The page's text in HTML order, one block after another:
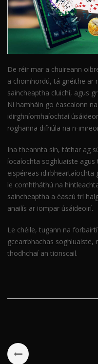
De réir mar a chuireann
a chomhordú, tá gnéithe ar
saincheaptha cluichí, agus
Ní hamháin go éascaíonn
idirghníomhaíochtaí
roghanna difriúla na n-
Ina theannta sin, táthar ag
íocaíochta soghluaiste
eispéireas idirbheartaíochta
le comhtháthú na
saincheaptha a éascú trí
anailís ar iompar úsáideoirí.
Le chéile, tugann na
gcearrbhachas soghluaiste,
thodhchaí an tionscail.